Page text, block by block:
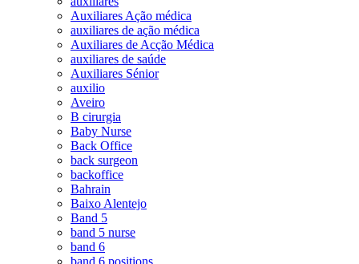
Auxiliares Ação médica
auxiliares de ação médica
Auxiliares de Acção Médica
auxiliares de saúde
Auxiliares Sénior
auxilio
Aveiro
B cirurgia
Baby Nurse
Back Office
back surgeon
backoffice
Bahrain
Baixo Alentejo
Band 5
band 5 nurse
band 6
band 6 positions